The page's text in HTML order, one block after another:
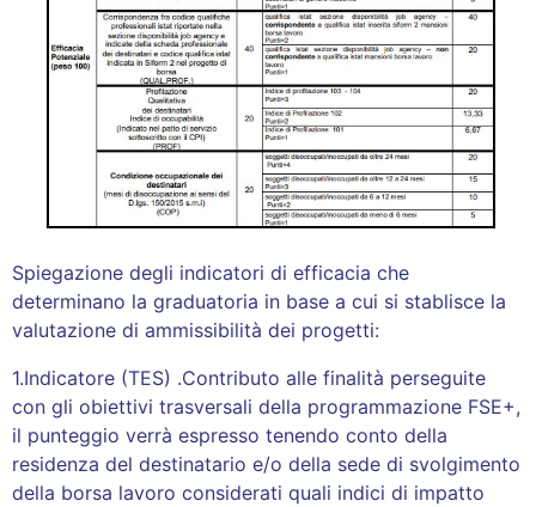
Spiegazione degli indicatori di efficacia che
determinano la graduatoria in base a cui si stablisce la
valutazione di ammissibilità dei progetti:
1.Indicatore (TES) .Contributo alle finalità perseguite
con gli obiettivi trasversali della programmazione FSE+,
il punteggio verrà espresso tenendo conto della
residenza del destinatario e/o della sede di svolgimento
della borsa lavoro considerati quali indici di impatto